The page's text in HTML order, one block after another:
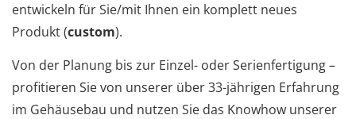
entwickeln für Sie/mit Ihnen ein komplett neues
Produkt (custom).
Von der Planung bis zur Einzel- oder Serienfertigung –
profitieren Sie von unserer über 33-jährigen Erfahrung
im Gehäusebau und nutzen Sie das Knowhow unserer